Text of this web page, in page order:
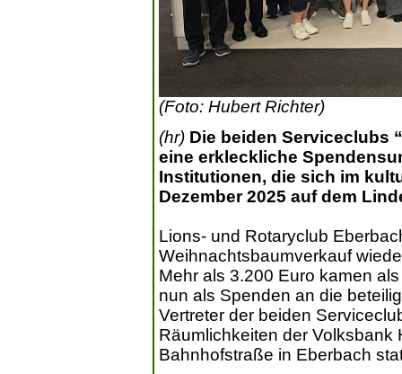
(Foto: Hubert Richter)
(hr) Die beiden Serviceclubs
eine erkleckliche
Institutionen, die sich im
Dezember 2025 auf dem
Lions- und Rotaryclub
Weihnachtsbaumverkauf
Mehr als 3.200 Euro kamen
nun als Spenden an die
Vertreter der beiden
Räumlichkeiten der Volksbank
Bahnhofstraße in Eberbach